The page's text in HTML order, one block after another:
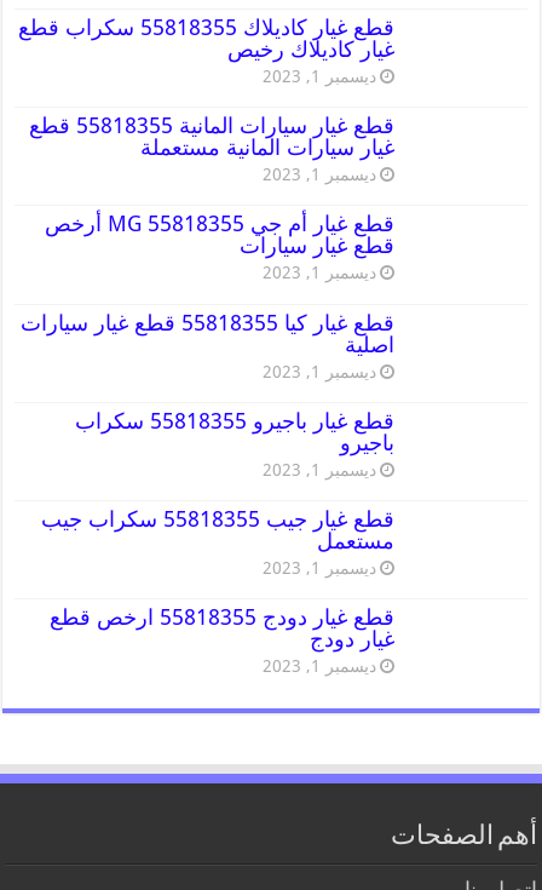
قطع غيار كاديلاك 55818355 سكراب قطع
غيار كاديلاك رخيص
ديسمبر 1, 2023
قطع غيار سيارات المانية 55818355 قطع
غيار سيارات المانية مستعملة
ديسمبر 1, 2023
قطع غيار أم جي MG 55818355 أرخص
قطع غيار سيارات
ديسمبر 1, 2023
قطع غيار كيا 55818355 قطع غيار سيارات
اصلية
ديسمبر 1, 2023
قطع غيار باجيرو 55818355 سكراب
باجيرو
ديسمبر 1, 2023
قطع غيار جيب 55818355 سكراب جيب
مستعمل
ديسمبر 1, 2023
قطع غيار دودج 55818355 ارخص قطع
غيار دودج
ديسمبر 1, 2023
أهم الصفحات